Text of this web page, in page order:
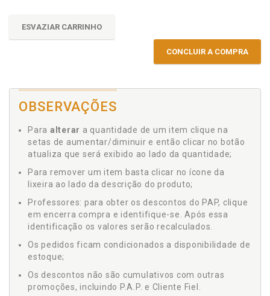
ESVAZIAR CARRINHO
CONCLUIR A COMPRA
OBSERVAÇÕES
Para alterar a quantidade de um item clique na
setas de aumentar/diminuir e então clicar no botão
atualiza que será exibido ao lado da quantidade;
Para remover um item basta clicar no ícone da
lixeira ao lado da descrição do produto;
Professores: para obter os descontos do PAP, clique
em encerra compra e identifique-se. Após essa
identificação os valores serão recalculados.
Os pedidos ficam condicionados a disponibilidade de
estoque;
Os descontos não são cumulativos com outras
promoções, incluindo P.A.P. e Cliente Fiel.